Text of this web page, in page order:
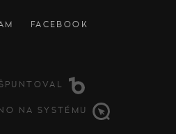
FACEBOOK
NA SYSTÉMU